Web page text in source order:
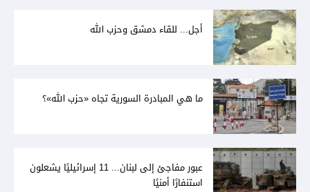
أجل... للقاء دمشق وحزب الله
ما هي المبادرة السورية تجاه «حزب الله»؟
عبور مفاجئ إلى لبنان... 11 إسرائيليًا يشعلون
استنفارًا أمنيًا